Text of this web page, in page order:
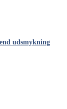
udsmykning